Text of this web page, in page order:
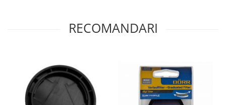
RECOMANDARI